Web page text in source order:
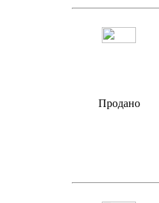
Продано